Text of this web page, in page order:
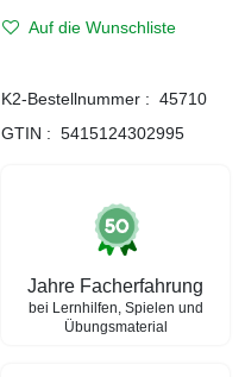
Auf die Wunschliste
K2-Bestellnummer : 45710
GTIN : 5415124302995
Jahre Facherfahrung
bei Lernhilfen, Spielen und
Übungsmaterial